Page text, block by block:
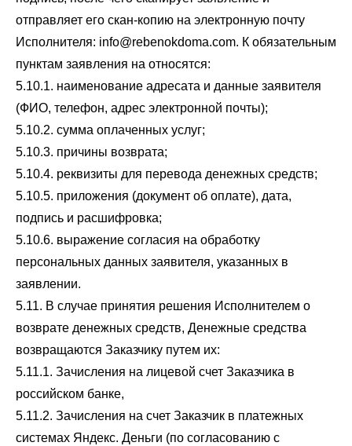
отправляет его скан-копию на электронную почту
Исполнителя: info@rebenokdoma.com. К обязательным
пунктам заявления на относятся:
5.10.1. наименование адресата и данные заявителя
(ФИО, телефон, адрес электронной почты);
5.10.2. сумма оплаченных услуг;
5.10.3. причины возврата;
5.10.4. реквизиты для перевода денежных средств;
5.10.5. приложения (документ об оплате), дата,
подпись и расшифровка;
5.10.6. выражение согласия на обработку
персональных данных заявителя, указанных в
заявлении.
5.11. В случае принятия решения Исполнителем о
возврате денежных средств, Денежные средства
возвращаются Заказчику путем их:
5.11.1. Зачисления на лицевой счет Заказчика в
российском банке,
5.11.2. Зачисления на счет Заказчик в платежных
системах Яндекс. Деньги (по согласованию с